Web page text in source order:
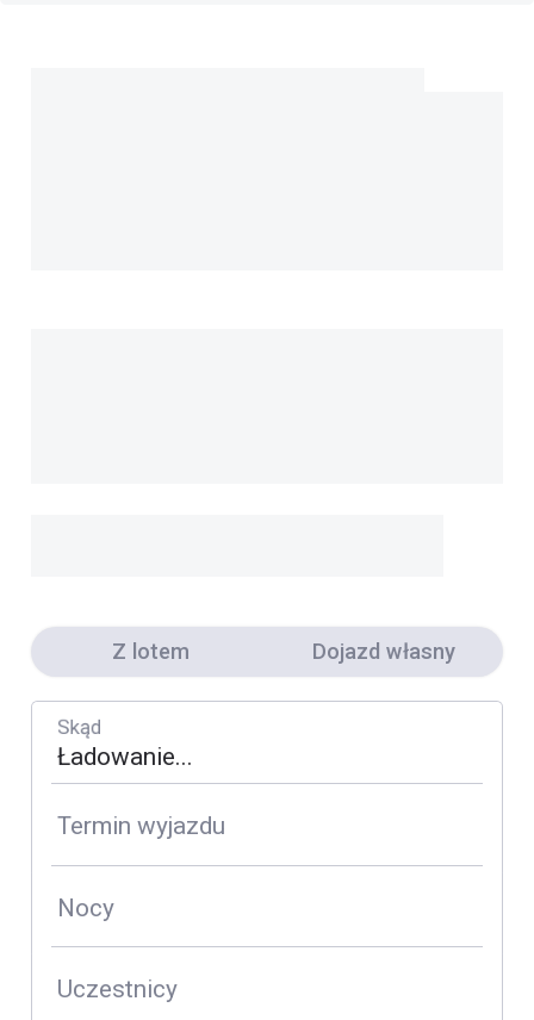
Z lotem Dojazd własny
Skąd
Termin wyjazdu
Nocy
Uczestnicy